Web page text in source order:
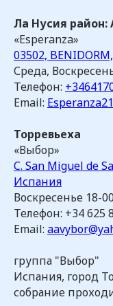
Ла Нусия район:
«Esperanza»
03502,
Среда,
Телефон:
Email:
Торревьеха
«Выбор»
C. San Miguel de
Испания
Воскресенье 18-00
Телефон: +34 625
Email:
группа "Выбор"
Испания, город
собрание